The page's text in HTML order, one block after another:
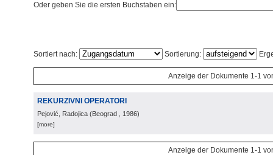
Oder geben Sie die ersten Buchstaben ein:
Sortiert nach: Sortierung:
Anzeige der Dokumente 1-1
REKURZIVNI OPERATORI
Pejović, Radojica (Beograd , 1986)
[more]
Anzeige der Dokumente 1-1